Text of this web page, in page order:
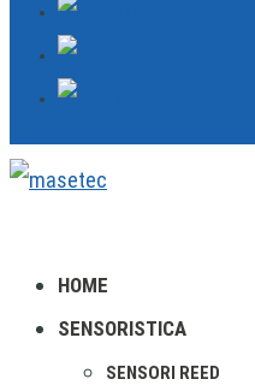
HOME
SENSORISTICA
SENSORI REED